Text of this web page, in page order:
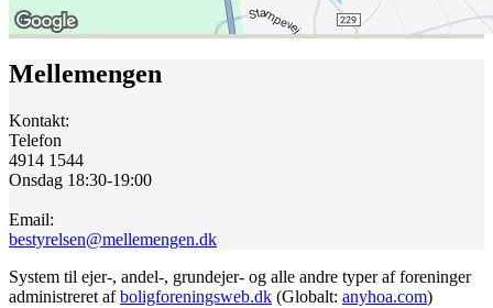
Mellemengen
Kontakt:
Telefon
4914 1544
Onsdag 18:30-19:00
Email:
bestyrelsen@mellemengen.dk
System til ejer-, andel-, grundejer- og alle andre typer af foreninger
administreret afboligforeningsweb.dk (Globalt: anyhoa.com)